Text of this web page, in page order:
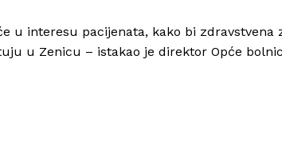
u interesu pacijenata, kako bi zdravstvena
u Zenicu – istakao je direktor Opće